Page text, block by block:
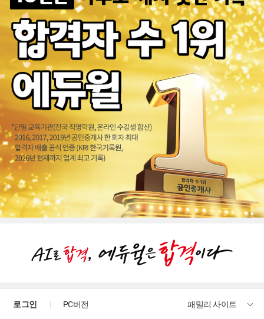
로그인 PC버전 패밀리 사이트